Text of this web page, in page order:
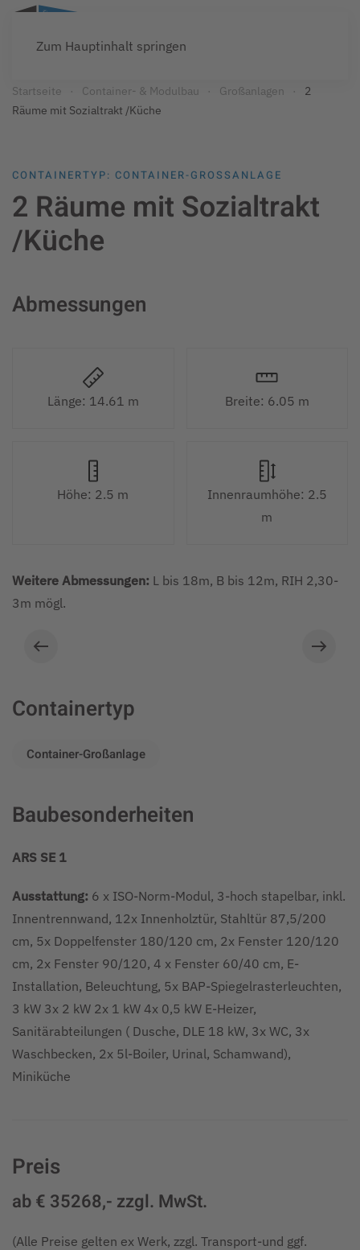
Zum Hauptinhalt springen
Startseite Container- & Modulbau Großanlagen
2
Räume mit Sozialtrakt /Küche
CONTAINERTYP: CONTAINER-GROSSANLAGE
2 Räume mit Sozialtrakt
/Küche
Abmessungen
Länge: 14.61 m Breite: 6.05 m
Höhe: 2.5 m
Innenraumhöhe: 2.5
m
Weitere Abmessungen: L bis 18m, B bis 12m, RIH 2,30-
3m mögl.
Containertyp
Container-Großanlage
Baubesonderheiten
ARS SE 1
Ausstattung: 6 x ISO-Norm-Modul, 3-hoch stapelbar, inkl.
Innentrennwand, 12x Innenholztür, Stahltür 87,5/200
cm, 5x Doppelfenster 180/120 cm, 2x Fenster 120/120
cm, 2x Fenster 90/120, 4 x Fenster 60/40 cm, E-
Installation, Beleuchtung, 5x BAP-Spiegelrasterleuchten,
3 kW 3x 2 kW 2x 1 kW 4x 0,5 kW E-Heizer,
Sanitärabteilungen ( Dusche, DLE 18 kW, 3x WC, 3x
Waschbecken, 2x 5l-Boiler, Urinal, Schamwand),
Miniküche
Preis
ab € 35268,- zzgl. MwSt.
(Alle Preise gelten ex Werk, zzgl. Transport-und ggf.